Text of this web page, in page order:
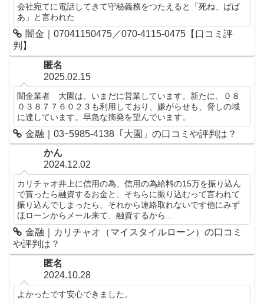
会社宛てに電話してきて守秘義務をつたえると「死ね、ばば
あ」と言われた
闇金｜07041150475／070-4115-0475【口コミ評
判】
匿名
2025.02.15
闇金業者 大園は、いまだに営業しています。新たに、０８
０３８７７６０２３も利用しており、嫌がらせも、脅しの域
に達しています。早急な摘発を望んでいます。
金融｜03ｰ5985-4138「大園」の口コミや評判は？
かん
2024.12.02
カリチャオ井上に信用の為、信用の為給料の15万を振り込ん
で貰ったら融資するお金と、そちらに振り込むって言われて
振り込んでしまったら、それから連絡取れないです他にみず
ほローンからメール来て、融資するから...
金融｜カリチャオ（マイスタイルローン）の口コミ
や評判は？
匿名
2024.10.28
よかったです安心できました。